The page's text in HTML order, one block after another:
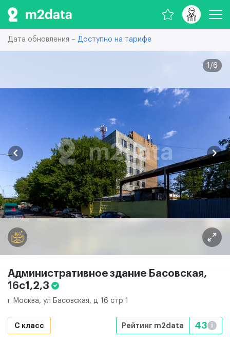
Дата обновления – Доступно на тарифе
1 /6
Административное здание Басовская,
16с1,2,3
г Москва, ул Басовская, д 16 стр 1
C класс Рейтинг m2data 43 i